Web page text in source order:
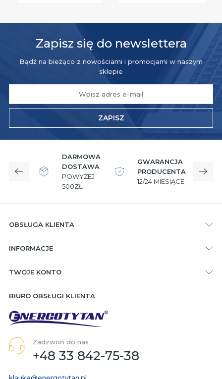
Zapisz się do newslettera
Bądź na bieżąco z nowościami i promocjami w naszym
sklepie
ZAPISZ
DARMOWA
DOSTAWA
POWYŻEJ
500ZŁ
GWARANCJA
PRODUCENTA
12/24 MIESIĄCE
Poprzedni
OBSŁUGA KLIENTA
INFORMACJE
TWOJE KONTO
BIURO OBSŁUGI KLIENTA
Zadzwoń do nas
+48 33 842-75-38